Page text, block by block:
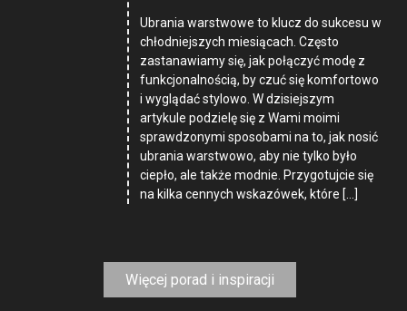
Ubrania warstwowe to klucz do sukcesu w
chłodniejszych miesiącach. Często
zastanawiamy się, jak połączyć modę z
funkcjonalnością, by czuć się komfortowo
i wyglądać stylowo. W dzisiejszym
artykule podzielę się z Wami moimi
sprawdzonymi sposobami na to, jak nosić
ubrania warstwowo, aby nie tylko było
ciepło, ale także modnie. Przygotujcie się
na kilka cennych wskazówek, które […]
Więcej porad i inspiracji